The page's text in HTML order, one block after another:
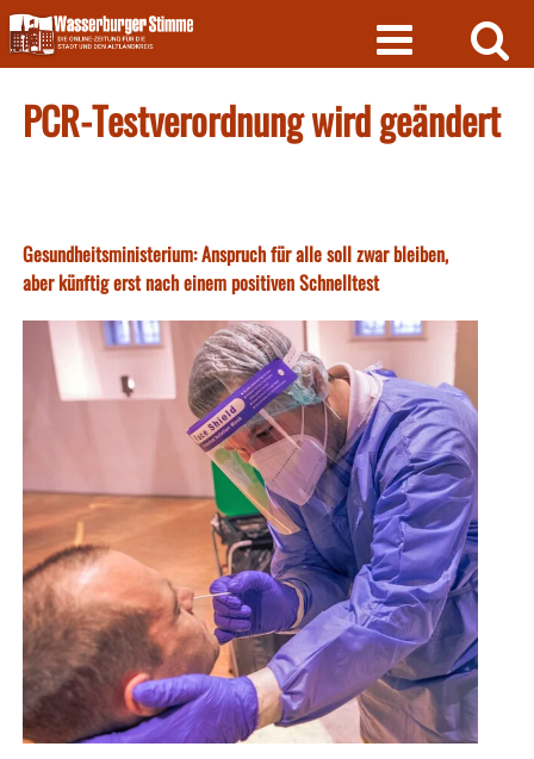
Skip
to
content
PCR-Testverordnung wird geändert
Gesundheitsministerium: Anspruch für alle soll zwar bleiben,
aber künftig erst nach einem positiven Schnelltest